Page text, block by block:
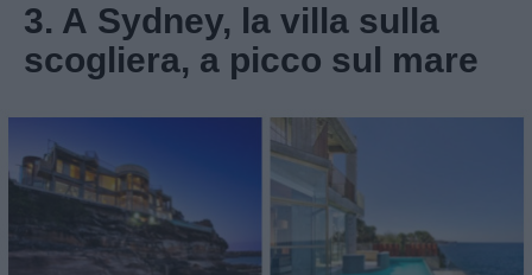
3. A Sydney, la villa sulla
scogliera, a picco sul mare